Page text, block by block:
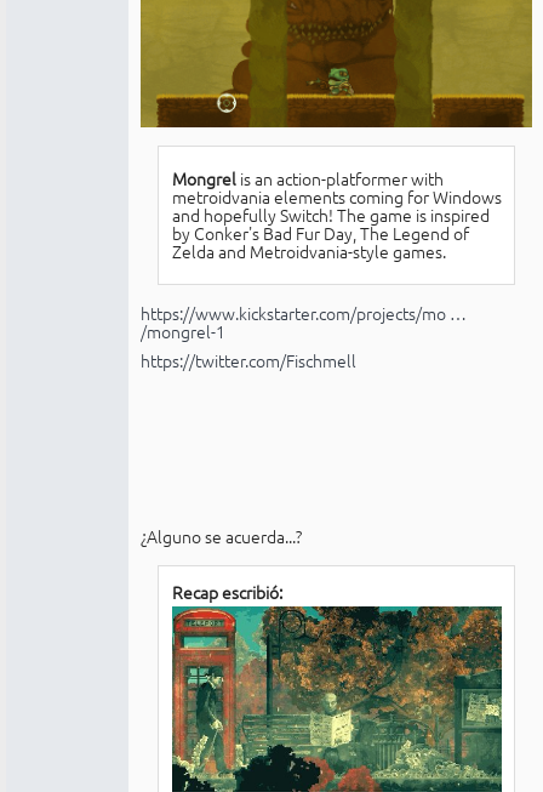
Mongrel is an action-platformer with
metroidvania elements coming for Windows
and hopefully Switch! The game is inspired
by Conker's Bad Fur Day, The Legend of
Zelda and Metroidvania-style games.
https://www.kickstarter.com/projects/mo …
/mongrel-1
https://twitter.com/Fischmell
¿Alguno se acuerda...?
Recap escribió: